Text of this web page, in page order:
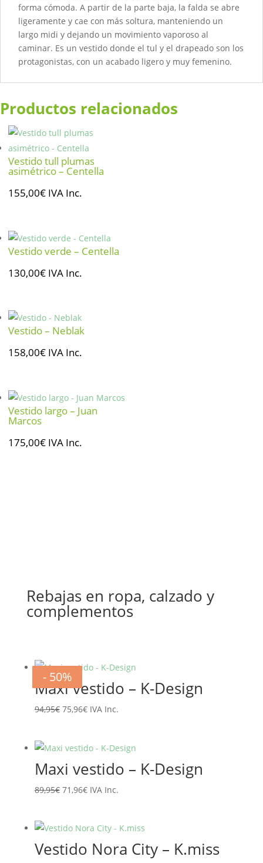
forma cómoda. A partir de la parte baja, la falda se abre
ligeramente y cae con más soltura, manteniendo un
largo midi y dejando un movimiento vaporoso al
caminar. Es un vestido donde el tul y el drapeado son los
protagonistas, con un acabado ligero y muy femenino.
Productos relacionados
Vestido tull plumas
asimétrico – Centella
155,00€ IVA Inc.
Vestido verde – Centella
130,00€ IVA Inc.
Vestido – Neblak
158,00€ IVA Inc.
Vestido largo – Juan
Marcos
175,00€ IVA Inc.
Rebajas en ropa, calzado y
complementos
- 20%
Maxi vestido – K-Design
94,95€ El
era:
94,95€.
75,96€El
es:
75,96€.
IVA Inc.
- 20%
Maxi vestido – K-Design
89,95€ El
era:
89,95€.
71,96€El
es:
71,96€.
IVA Inc.
- 20%
Vestido Nora City – K.miss
- 20%
- 20%
- 20%
- 50%
- 50%